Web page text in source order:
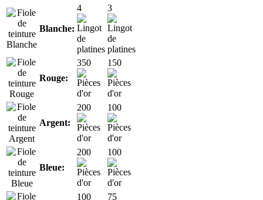
Blanche:
4 3
Rouge:
350 150
Argent:
200 100
Bleue:
200 100
100 75